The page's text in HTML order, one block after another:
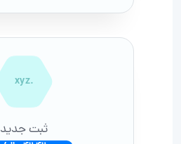
.xyz
ثبت جدید